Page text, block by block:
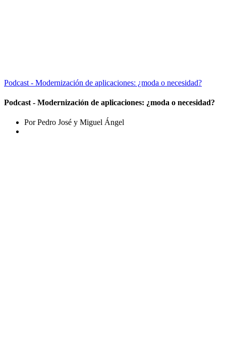
Podcast - Modernización de aplicaciones: ¿moda o necesidad?
Podcast - Modernización de aplicaciones: ¿moda o necesidad?
Por Pedro José y Miguel Ángel